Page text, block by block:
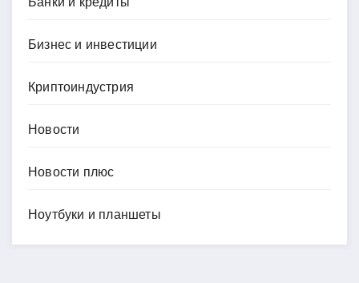
Бизнес и инвестиции
Криптоиндустрия
Новости
Новости плюс
Ноутбуки и планшеты